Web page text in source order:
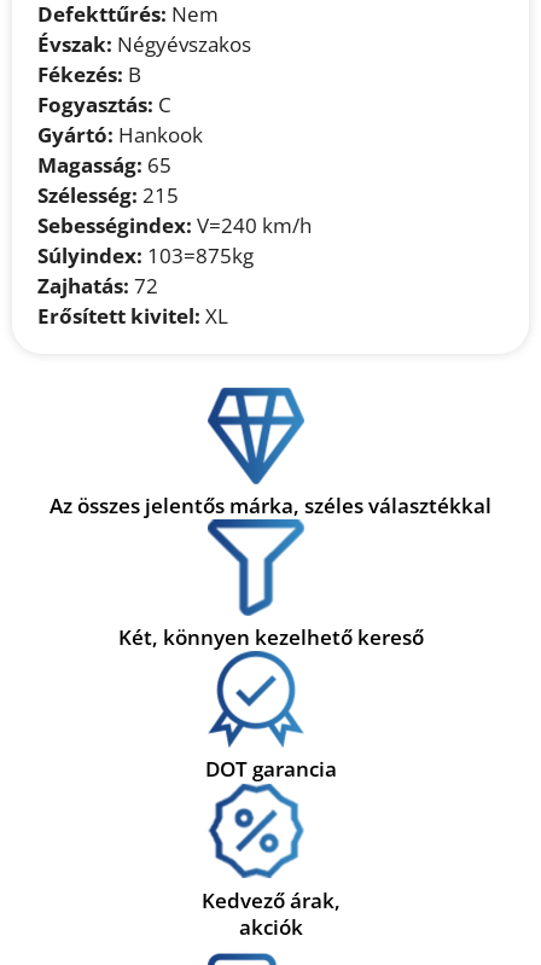
Defekttűrés: Nem
Évszak: Négyévszakos
Fékezés: B
Fogyasztás: C
Gyártó: Hankook
Magasság: 65
Szélesség: 215
Sebességindex: V=240 km/h
Súlyindex: 103=875kg
Zajhatás: 72
Erősített kivitel: XL
Az összes jelentős márka, széles választékkal
Két, könnyen kezelhető kereső
DOT garancia
Kedvező árak,
akciók